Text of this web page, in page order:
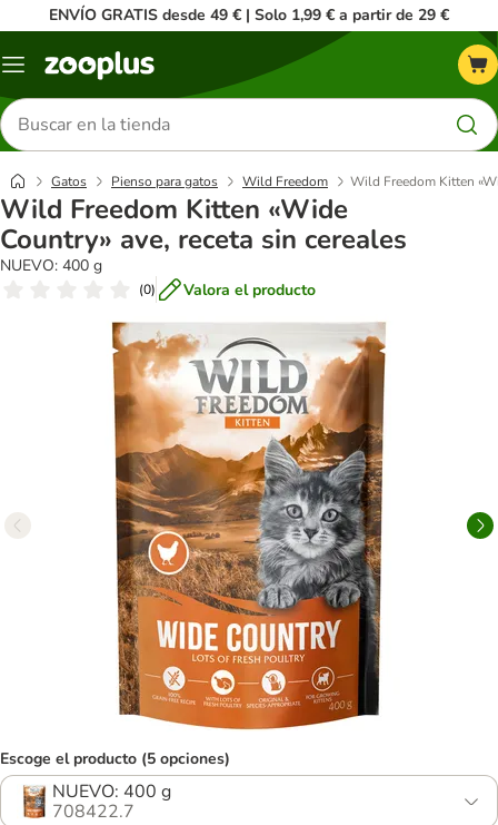
ENVÍO GRATIS desde 49 € | Solo 1,99 € a partir de 29 €
Menú
Buscar
productos
Gatos Pienso para gatos Wild Freedom Wild Freedom Kitten
Wild Freedom Kitten «Wide
Country» ave, receta sin cereales
NUEVO: 400 g
(0) Valora el producto
Escoge el producto (5 opciones)
NUEVO: 400 g
708422.7